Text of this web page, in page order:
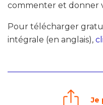
commenter et donner
Pour télécharger
intégrale (en anglais),
Je